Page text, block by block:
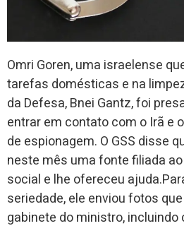
Omri Goren, uma israelense
tarefas domésticas e na
da Defesa, Bnei Gantz, foi
entrar em contato com o Irã e
de espionagem. O GSS disse
neste mês uma fonte filiada
social e lhe ofereceu
seriedade, ele enviou fotos
gabinete do ministro,